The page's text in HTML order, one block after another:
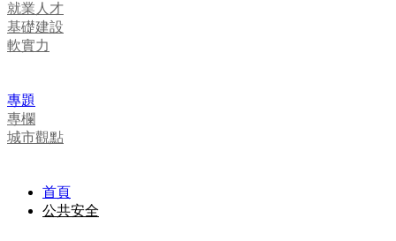
就業人才
基礎建設
軟實力
專題
專欄
城市觀點
首頁
公共安全